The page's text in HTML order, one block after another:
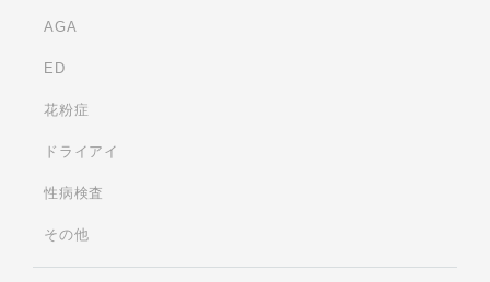
AGA
ED
花粉症
ドライアイ
性病検査
その他